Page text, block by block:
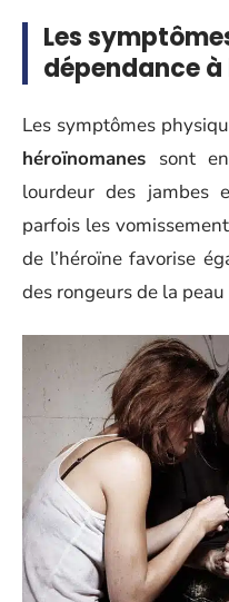
Les
dépendance à
Les symptômes
héroïnomanes sont
lourdeur des jambes
parfois les
de l’héroïne favorise
des rongeurs de la